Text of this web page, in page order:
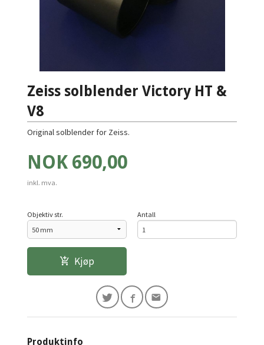
Zeiss solblender Victory HT &
V8
Original solblender for Zeiss.
Pris
NOK 690,00
inkl. mva.
Objektiv str. Antall
Kjøp
Produktinfo